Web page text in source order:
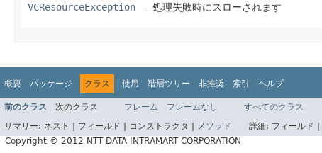
VCResourceException - 処理失敗時にスローされます
概要 パッケージ クラス 使用 階層ツリー 非推奨 索引 ヘルプ
前のクラス 次のクラス フレーム フレームなし
すべてのクラス
サマリー: ネスト | フィールド | コンストラクタ | メソッド 詳細: フィールド |
Copyright © 2012 NTT DATA INTRAMART CORPORATION